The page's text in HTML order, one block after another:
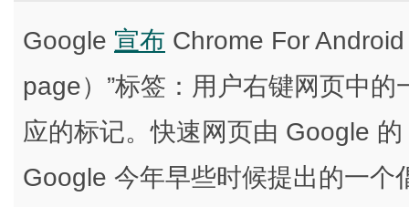
Google 宣布 Chrome For
page）”标签：用户右键网页中
应的标记。快速网页由 Google 的
Google 今年早些时候提出的一